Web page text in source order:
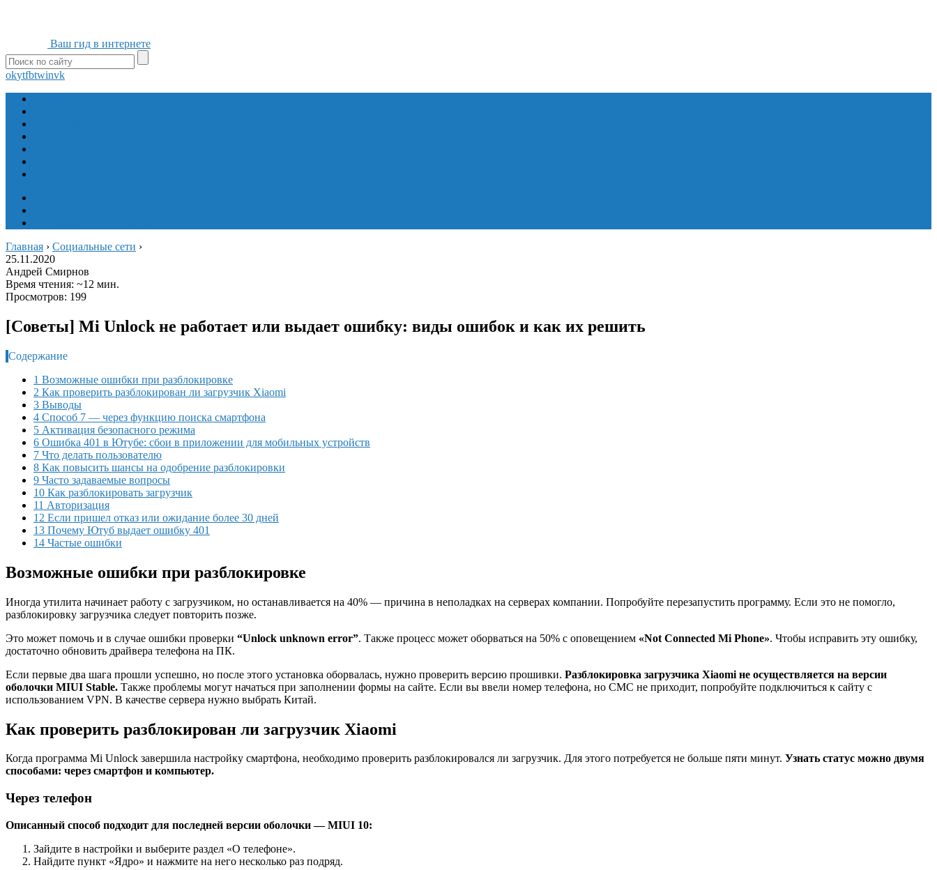
Ваш гид в интернете
okytfbtwinvk
Главная › Социальные сети ›
25.11.2020
Андрей Смирнов
Время чтения: ~12 мин.
Просмотров: 199
[Советы] Mi Unlock не работает или выдает ошибку: виды ошибок и как их решить
Содержание
1 Возможные ошибки при разблокировке
2 Как проверить разблокирован ли загрузчик Xiaomi
3 Выводы
4 Способ 7 — через функцию поиска смартфона
5 Активация безопасного режима
6 Ошибка 401 в Ютубе: сбои в приложении для мобильных устройств
7 Что делать пользователю
8 Как повысить шансы на одобрение разблокировки
9 Часто задаваемые вопросы
10 Как разблокировать загрузчик
11 Авторизация
12 Если пришел отказ или ожидание более 30 дней
13 Почему Ютуб выдает ошибку 401
14 Частые ошибки
Возможные ошибки при разблокировке
Иногда утилита начинает работу с загрузчиком, но останавливается на 40% — причина в неполадках на серверах компании. Попробуйте перезапустить программу. Если это не помогло,
разблокировку загрузчика следует повторить позже.
Это может помочь и в случае ошибки проверки “Unlock unknown error”. Также процесс может оборваться на 50% с оповещением «Not Connected Mi Phone». Чтобы исправить эту ошибку,
достаточно обновить драйвера телефона на ПК.
Если первые два шага прошли успешно, но после этого установка оборвалась, нужно проверить версию прошивки. Разблокировка загрузчика Xiaomi не осуществляется на версии
оболочки MIUI Stable. Также проблемы могут начаться при заполнении формы на сайте. Если вы ввели номер телефона, но СМС не приходит, попробуйте подключиться к сайту с
использованием VPN. В качестве сервера нужно выбрать Китай.
Как проверить разблокирован ли загрузчик Xiaomi
Когда программа Mi Unlock завершила настройку смартфона, необходимо проверить разблокировался ли загрузчик. Для этого потребуется не больше пяти минут. Узнать статус можно двумя
способами: через смартфон и компьютер.
Через телефон
Описанный способ подходит для последней версии оболочки — MIUI 10:
Зайдите в настройки и выберите раздел «О телефоне».
Найдите пункт «Ядро» и нажмите на него несколько раз подряд.